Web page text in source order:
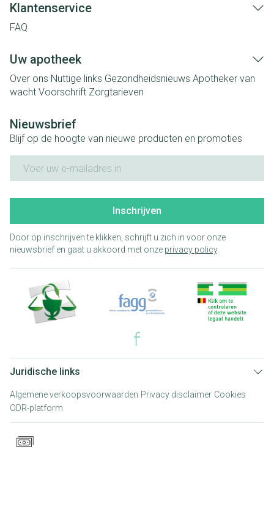
Klantenservice
FAQ
Uw apotheek
Over ons Nuttige links Gezondheidsnieuws Apotheker van
wacht Voorschrift Zorgtarieven
Nieuwsbrief
Blijf op de hoogte van nieuwe producten en promoties
Inschrijven
Door op inschrijven te klikken, schrijft u zich in voor onze
nieuwsbrief en gaat u akkoord met onze privacy policy.
Juridische links
Algemene verkoopsvoorwaarden Privacy disclaimer Cookies
ODR-platform